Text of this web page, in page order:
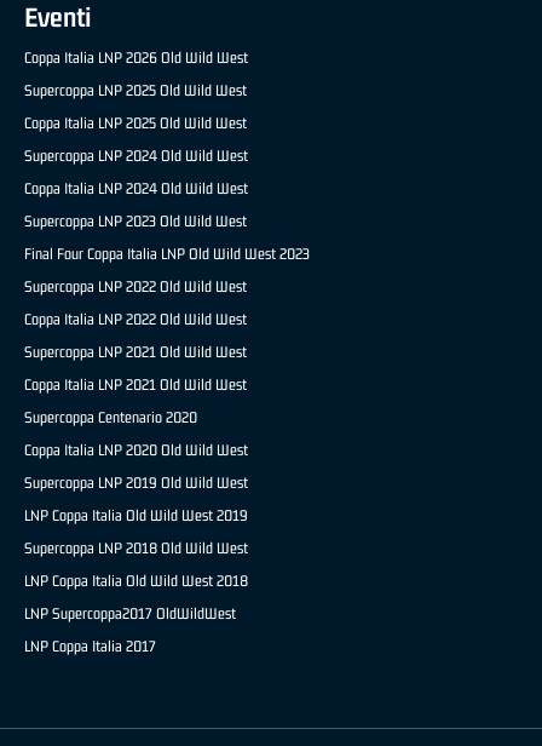
Eventi
Coppa Italia LNP 2026 Old Wild West
Supercoppa LNP 2025 Old Wild West
Coppa Italia LNP 2025 Old Wild West
Supercoppa LNP 2024 Old Wild West
Coppa Italia LNP 2024 Old Wild West
Supercoppa LNP 2023 Old Wild West
Final Four Coppa Italia LNP Old Wild West 2023
Supercoppa LNP 2022 Old Wild West
Coppa Italia LNP 2022 Old Wild West
Supercoppa LNP 2021 Old Wild West
Coppa Italia LNP 2021 Old Wild West
Supercoppa Centenario 2020
Coppa Italia LNP 2020 Old Wild West
Supercoppa LNP 2019 Old Wild West
LNP Coppa Italia Old Wild West 2019
Supercoppa LNP 2018 Old Wild West
LNP Coppa Italia Old Wild West 2018
LNP Supercoppa2017 OldWildWest
LNP Coppa Italia 2017